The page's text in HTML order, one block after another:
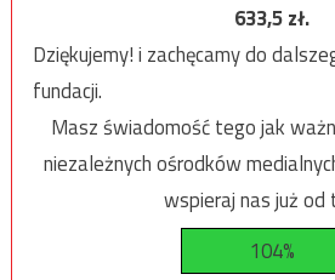
633,5zł.
Dziękujemy! i zachęcamy do
fundacji.
Masz świadomość tego jak
niezależnych ośrodków
wspieraj nas już od
104%